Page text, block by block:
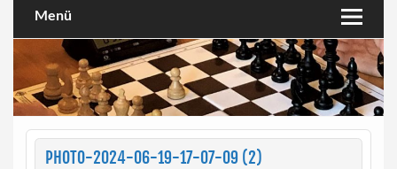
Menü
PHOTO-2024-06-19-17-07-09 (2)